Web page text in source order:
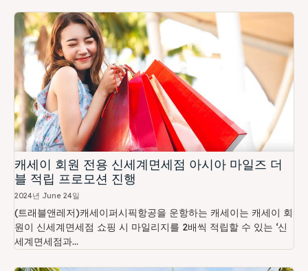
캐세이 회원 전용 신세계면세점 아시아 마일즈 더
블 적립 프로모션 진행
2024년 June 24일
(트래블앤레저)캐세이퍼시픽항공을 운항하는 캐세이는 캐세이 회
원이 신세계면세점 쇼핑 시 마일리지를 2배씩 적립할 수 있는 ‘신
세계면세점과...